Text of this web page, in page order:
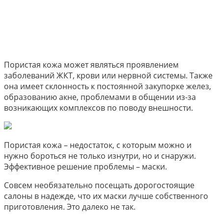
Пористая кожа может являться проявлением
заболеваний ЖКТ, крови или нервной системы. Также
она имеет склонность к постоянной закупорке желез,
образованию акне, проблемами в общении из-за
возникающих комплексов по поводу внешности.
Пористая кожа – недостаток, с которым можно и
нужно бороться не только изнутри, но и снаружи.
Эффективное решение проблемы – маски.
Совсем необязательно посещать дорогостоящие
салоны в надежде, что их маски лучше собственного
приготовления. Это далеко не так.